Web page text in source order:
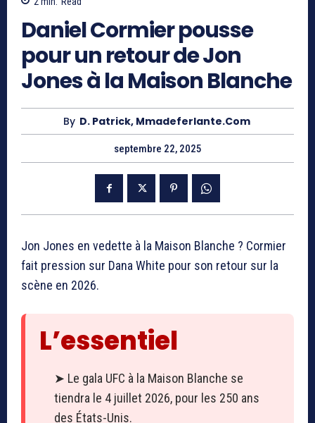
Daniel Cormier pousse
pour un retour de Jon
Jones à la Maison Blanche
By D. Patrick, Mmadeferlante.com
septembre 22, 2025
Jon Jones en vedette à la Maison Blanche ? Cormier
fait pression sur Dana White pour son retour sur la
scène en 2026.
L’essentiel
➤ Le gala UFC à la Maison Blanche se
tiendra le 4 juillet 2026, pour les 250 ans
des États-Unis.